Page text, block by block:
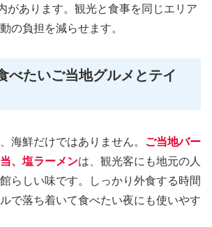
があります。観光と食事を同じエリア
の負担を減らせます。
べたいご当地グルメとテイ
海鮮だけではありません。 ご当地バー
、塩ラーメンは、観光客にも地元の人
らしい味です。しっかり外食する時間
で落ち着いて食べたい夜にも使いやす